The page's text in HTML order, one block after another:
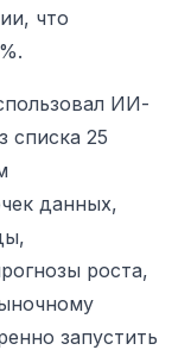
что
ИИ-
списка 25
данных,
роста,
запустить